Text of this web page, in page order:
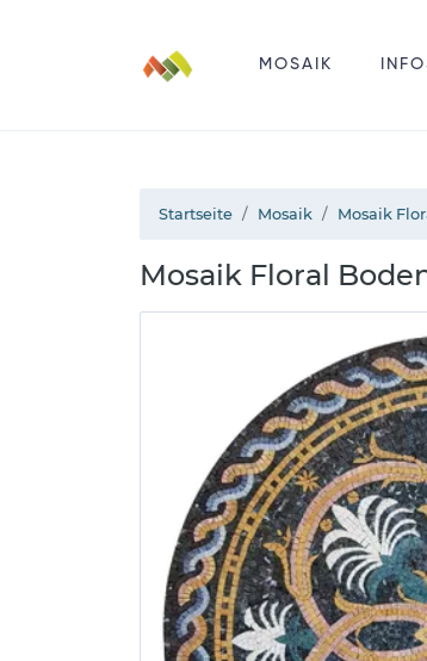
MOSAIK
Startseite Mosaik Mosaik
Mosaik Floral